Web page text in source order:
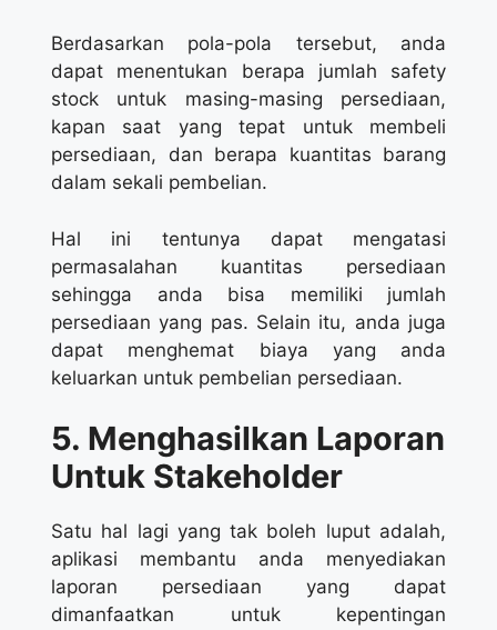
Berdasarkan pola-pola tersebut, anda
dapat menentukan berapa jumlah safety
stock untuk masing-masing persediaan,
kapan saat yang tepat untuk membeli
persediaan, dan berapa kuantitas barang
dalam sekali pembelian.
Hal ini tentunya dapat mengatasi
permasalahan kuantitas persediaan
sehingga anda bisa memiliki jumlah
persediaan yang pas. Selain itu, anda juga
dapat menghemat biaya yang anda
keluarkan untuk pembelian persediaan.
5. Menghasilkan Laporan
Untuk Stakeholder
Satu hal lagi yang tak boleh luput adalah,
aplikasi membantu anda menyediakan
laporan persediaan yang dapat
dimanfaatkan untuk kepentingan